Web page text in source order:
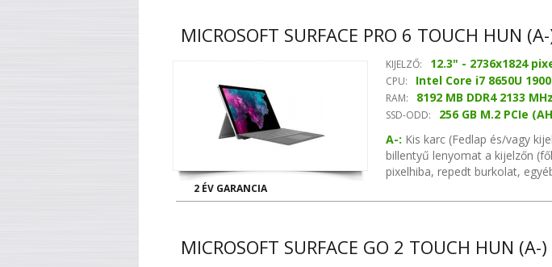
MICROSOFT SURFACE PRO 6 TOUCH HUN
2 ÉV GARANCIA
KIJELZŐ: 12.3" - 2736x1824
CPU: Intel Core i7 8650U
RAM: 8192 MB DDR4 2133 MHz
SSD-ODD: 256 GB M.2 PCIe
A-: Kis karc (Fedlap és/vagy
billentyű lenyomat a kijelzőn
pixelhiba, repedt burkolat,
hangvezérlő, van hálózati
MICROSOFT SURFACE GO 2 TOUCH HUN (A-)